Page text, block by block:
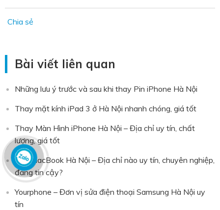
Chia sẻ
Bài viết liên quan
Những lưu ý trước và sau khi thay Pin iPhone Hà Nội
Thay mặt kính iPad 3 ở Hà Nội nhanh chóng, giá tốt
Thay Màn Hình iPhone Hà Nội – Địa chỉ uy tín, chất
lượng, giá tốt
Sửa MacBook Hà Nội – Địa chỉ nào uy tín, chuyên nghiệp,
đáng tin cậy?
Yourphone – Đơn vị sửa điện thoại Samsung Hà Nội uy
tín